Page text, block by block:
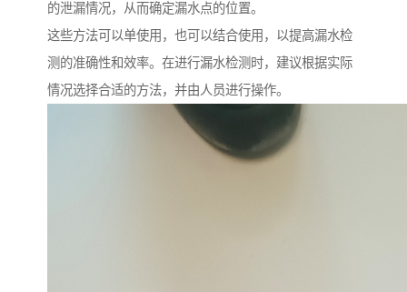
的泄漏情况，从而确定漏水点的位置。
这些方法可以单使用，也可以结合使用，以提高漏水检
测的准确性和效率。在进行漏水检测时，建议根据实际
情况选择合适的方法，并由人员进行操作。